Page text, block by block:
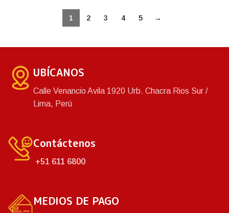
1 2 3 4 5 →
UBÍCANOS
Calle Venancio Avila 1920 Urb. Chacra Rios Sur /
Lima, Perú
Contáctenos
+51 611 6800
MEDIOS DE PAGO